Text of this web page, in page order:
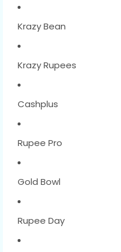
Krazy Bean
Krazy Rupees
Cashplus
Rupee Pro
Gold Bowl
Rupee Day